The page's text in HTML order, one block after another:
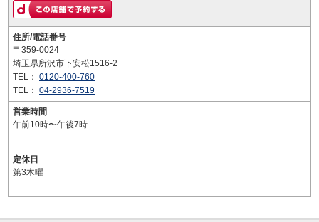
住所/電話番号
〒359-0024
埼玉県所沢市下安松1516-2
TEL： 0120-400-760
TEL： 04-2936-7519
営業時間
午前10時〜午後7時
定休日
第3木曜